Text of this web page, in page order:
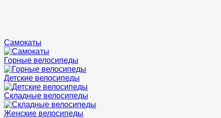
Самокаты
Горные велосипеды
Детские велосипеды
Складные велосипеды
Женские велосипеды